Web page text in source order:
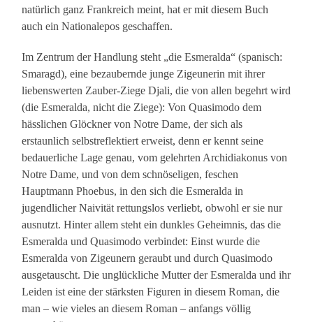
natürlich ganz Frankreich meint, hat er mit diesem Buch
auch ein Nationalepos geschaffen.
Im Zentrum der Handlung steht „die Esmeralda“ (spanisch:
Smaragd), eine bezaubernde junge Zigeunerin mit ihrer
liebenswerten Zauber-Ziege Djali, die von allen begehrt wird
(die Esmeralda, nicht die Ziege): Von Quasimodo dem
hässlichen Glöckner von Notre Dame, der sich als
erstaunlich selbstreflektiert erweist, denn er kennt seine
bedauerliche Lage genau, vom gelehrten Archidiakonus von
Notre Dame, und von dem schnöseligen, feschen
Hauptmann Phoebus, in den sich die Esmeralda in
jugendlicher Naivität rettungslos verliebt, obwohl er sie nur
ausnutzt. Hinter allem steht ein dunkles Geheimnis, das die
Esmeralda und Quasimodo verbindet: Einst wurde die
Esmeralda von Zigeunern geraubt und durch Quasimodo
ausgetauscht. Die unglückliche Mutter der Esmeralda und ihr
Leiden ist eine der stärksten Figuren in diesem Roman, die
man – wie vieles an diesem Roman – anfangs völlig